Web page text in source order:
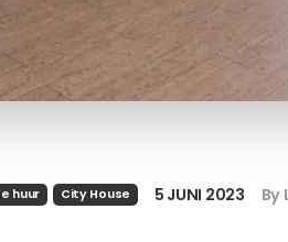
huur City House 5 JUNI 2023 By